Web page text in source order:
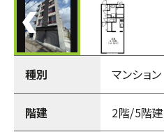
種別 マンション
階建 2階/5階建